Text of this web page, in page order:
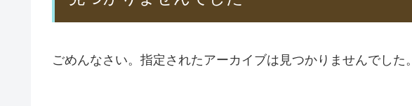
ごめんなさい。指定されたアーカイブは見つかりませんでした。